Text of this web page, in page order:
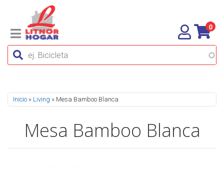
0
Se encuentra usted aquí
Inicio » Living » Mesa Bamboo Blanca
Mesa Bamboo Blanca